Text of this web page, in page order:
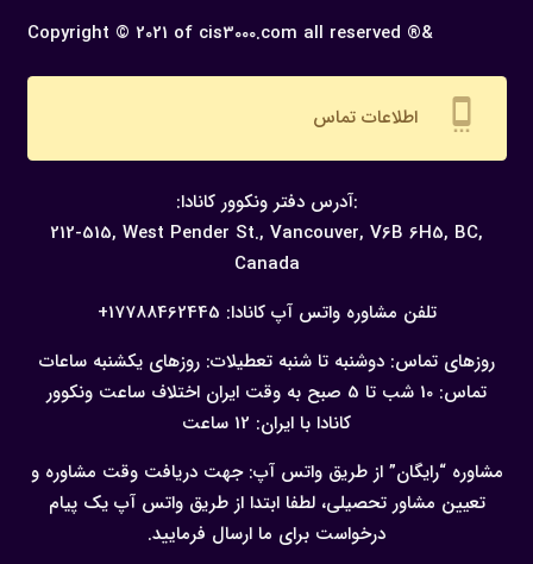
Copyright © 2021 of cis3000.com all reserved ®&
settings_cell اطلاعات تماس
:آدرس دفتر ونکوور کانادا:
212-515, West Pender St., Vancouver, V6B 6H5, BC,
Canada
تلفن مشاوره واتس آپ کانادا: 17788462445+
روزهای تماس: دوشنبه تا شنبه تعطیلات: روزهای یکشنبه ساعات
تماس: 10 شب تا 5 صبح به وقت ایران
اختلاف ساعت ونکوور
کانادا با ایران: 12 ساعت
مشاوره “رایگان” از طریق واتس آپ: جهت دریافت وقت مشاوره و
تعیین مشاور تحصیلی، لطفا ابتدا از طریق واتس آپ یک پیام
درخواست برای ما ارسال فرمایید.